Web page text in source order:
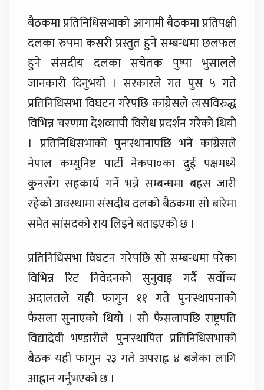
बैठकमा प्रतिनिधिसभाको आगामी बैठकमा प्रतिपक्षी
दलका रुपमा कसरी प्रस्तुत हुने सम्बन्धमा छलफल
हुने संसदीय दलका सचेतक पुष्पा भुसालले
जानकारी दिनुभयो । सरकारले गत पुस ५ गते
प्रतिनिधिसभा विघटन गरेपछि कांग्रेसले त्यसविरुद्ध
विभिन्न चरणमा देशव्यापी विरोध प्रदर्शन गरेको थियो
। प्रतिनिधिसभाको पुनःस्थानापछि भने कांग्रेसले
नेपाल कम्युनिष्ट पार्टी नेकपा०का दुई पक्षमध्ये
कुनसँग सहकार्य गर्ने भन्ने सम्बन्धमा बहस जारी
रहेको अवस्थामा संसदीय दलको बैठकमा सो बारेमा
समेत सांसदको राय लिइने बताइएको छ ।
प्रतिनिधिसभा विघटन गरेपछि सो सम्बन्धमा परेका
विभिन्न रिट निवेदनको सुनुवाइ गर्दै सर्वोच्च
अदालतले यही फागुन ११ गते पुनःस्थापनाको
फैसला सुनाएको थियो । सो फैसलापछि राष्ट्रपति
विद्यादेवी भण्डारीले पुनःस्थापित प्रतिनिधिसभाको
बैठक यही फागुन २३ गते अपराह्न ४ बजेका लागि
आह्वान गर्नुभएको छ ।